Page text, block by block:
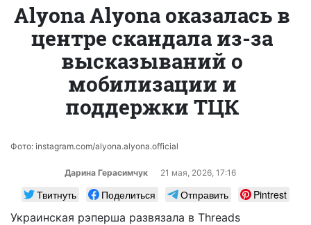
Alyona Alyona оказалась в
центре скандала из-за
высказываний о
мобилизации и
поддержки ТЦК
Фото: instagram.com/alyona.alyona.official
Дарина Герасимчук 21 мая, 2026, 17:16
Твитнуть Поделиться Отправить
Pintrest
Украинская рэперша развязала в Threads